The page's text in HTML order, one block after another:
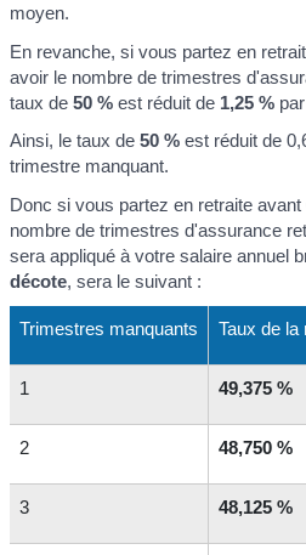
moyen.
En revanche, si vous partez en
avoir le nombre de trimestres
taux de50 % est réduit de 1,25 %
Ainsi, le taux de50 % est réduit de
trimestre manquant.
Donc si vous partez en retraite
nombre de trimestres d'assurance
sera appliqué à votre salaire annuel
décote, sera le suivant :
Trimestres manquants Taux de la
1 49,375 %
2 48,750 %
3 48,125 %